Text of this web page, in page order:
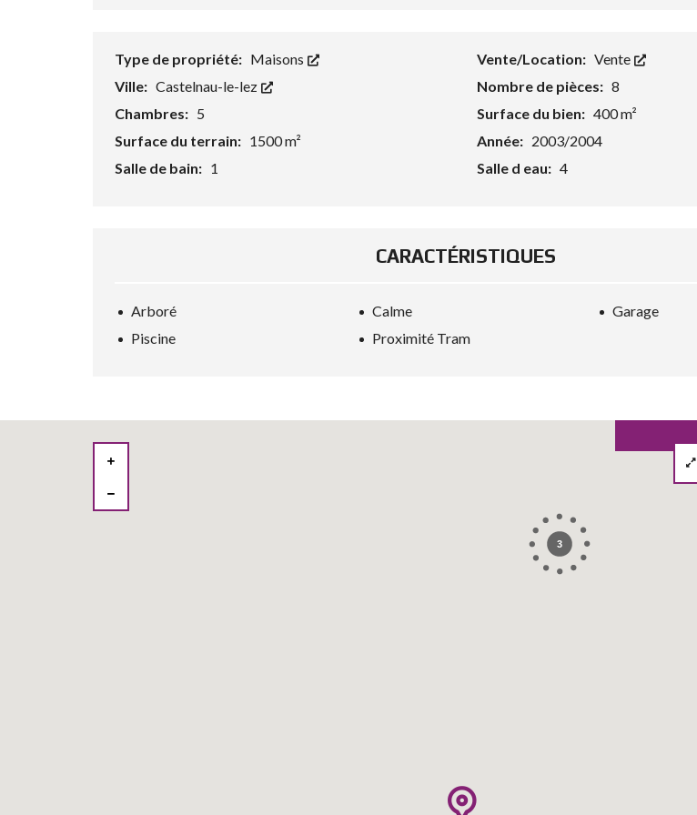
Type de propriété: Maisons Vente/Location: Vente
Ville: Castelnau-le-lez Nombre de pièces: 8
Chambres: 5 Surface du bien: 400 m²
Surface du terrain: 1500 m² Année: 2003/2004
Salle de bain: 1 Salle d eau: 4
CARACTÉRISTIQUES
Arboré Calme
Garage
Piscine
Proximité Tram
3